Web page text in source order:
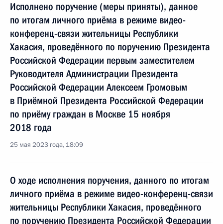
Исполнено поручение (меры приняты), данное
по итогам личного приёма в режиме видео-
конференц-связи жительницы Республики
Хакасия, проведённого по поручению Президента
Российской Федерации первым заместителем
Руководителя Администрации Президента
Российской Федерации Алексеем Громовым
в Приёмной Президента Российской Федерации
по приёму граждан в Москве 15 ноября
2018 года
25 мая 2023 года, 18:09
О ходе исполнения поручения, данного по итогам
личного приёма в режиме видео-конференц-связи
жительницы Республики Хакасия, проведённого
по поручению Президента Российской Федерации